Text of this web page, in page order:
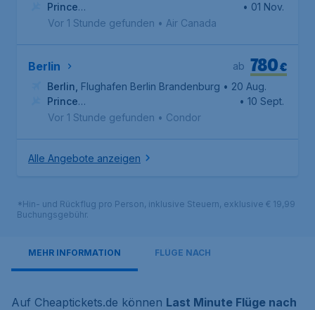
Prince
George Flughafen Prince George
• 01 Nov.
Vor 1 Stunde gefunden • Air Canada
Berlin €
780
ab
Berlin Flughafen Berlin Brandenburg • 20 Aug.
Prince
George Flughafen Prince George
• 10 Sept.
Vor 1 Stunde gefunden • Condor
Alle Angebote anzeigen
*Hin- und Rückflug pro Person, inklusive Steuern, exklusive € 19,99
Buchungsgebühr.
MEHR INFORMATION FLÜGE NACH
Auf Cheaptickets.de können Last Minute Flüge nach